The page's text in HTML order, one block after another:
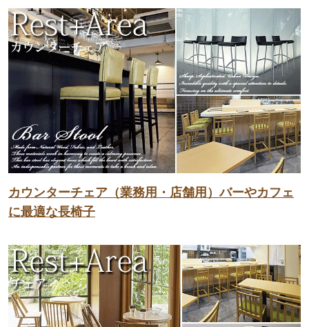
カウンターチェア（業務用・店舗用）バーやカフェ
に最適な長椅子